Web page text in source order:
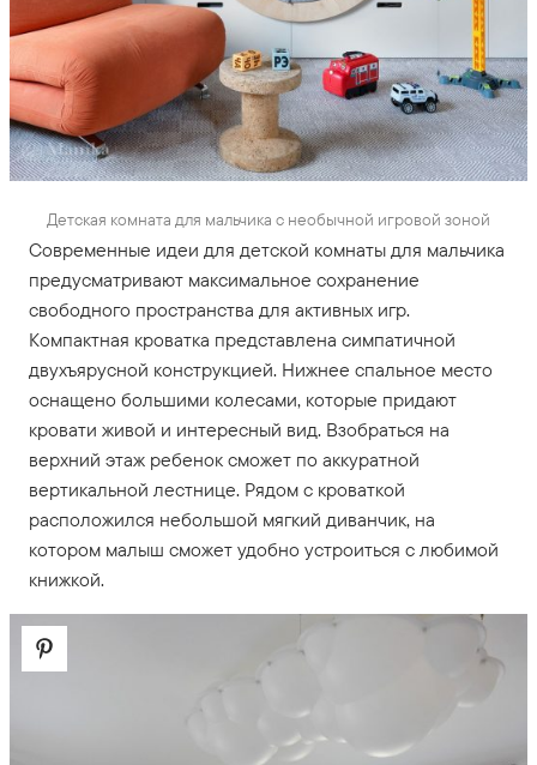
Детская комната для мальчика с необычной игровой зоной
Современные идеи для детской комнаты для мальчика
предусматривают максимальное сохранение
свободного пространства для активных игр.
Компактная кроватка представлена симпатичной
двухъярусной конструкцией. Нижнее спальное место
оснащено большими колесами, которые придают
кровати живой и интересный вид. Взобраться на
верхний этаж ребенок сможет по аккуратной
вертикальной лестнице. Рядом с кроваткой
расположился небольшой мягкий диванчик, на
котором малыш сможет удобно устроиться с любимой
книжкой.